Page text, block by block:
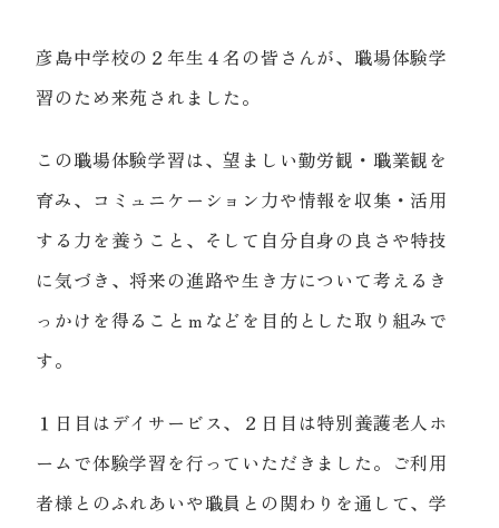
彦島中学校の２年生４名の皆さんが、職場体験学
習のため来苑されました。
この職場体験学習は、望ましい勤労観・職業観を
育み、コミュニケーション力や情報を収集・活用
する力を養うこと、そして自分自身の良さや特技
に気づき、将来の進路や生き方について考えるき
っかけを得ることｍなどを目的とした取り組みで
す。
１日目はデイサービス、２日目は特別養護老人ホ
ームで体験学習を行っていただきました。ご利用
者様とのふれあいや職員との関わりを通して、学